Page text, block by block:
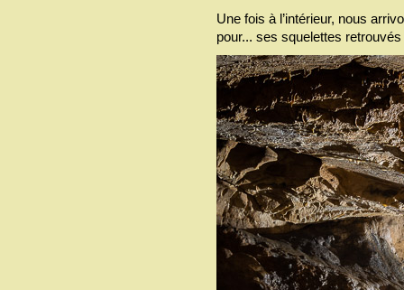
Une fois à l’intérieur, nous
pour... ses squelettes